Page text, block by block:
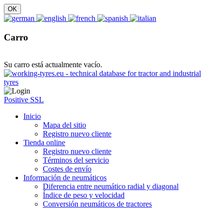
Carro
Su carro está actualmente vacío.
Positive SSL
Inicio
Mapa del sitio
Registro nuevo cliente
Tienda online
Registro nuevo cliente
Términos del servicio
Costes de envío
Información de neumáticos
Diferencia entre neumático radial y diagonal
Índice de peso y velocidad
Conversión neumáticos de tractores